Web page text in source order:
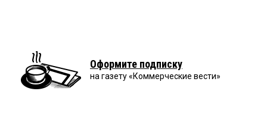
Оформите подписку
на газету «Коммерческие вести»